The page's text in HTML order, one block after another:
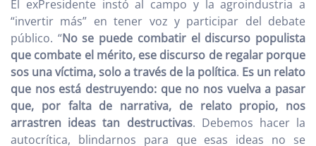
El exPresidente instó al campo y la agroindustria a
“invertir más” en tener voz y participar del debate
público. “No se puede combatir el discurso populista
que combate el mérito, ese discurso de regalar porque
sos una víctima, solo a través de la política. Es un relato
que nos está destruyendo: que no nos vuelva a pasar
que, por falta de narrativa, de relato propio, nos
arrastren ideas tan destructivas. Debemos hacer la
autocrítica, blindarnos para que esas ideas no se